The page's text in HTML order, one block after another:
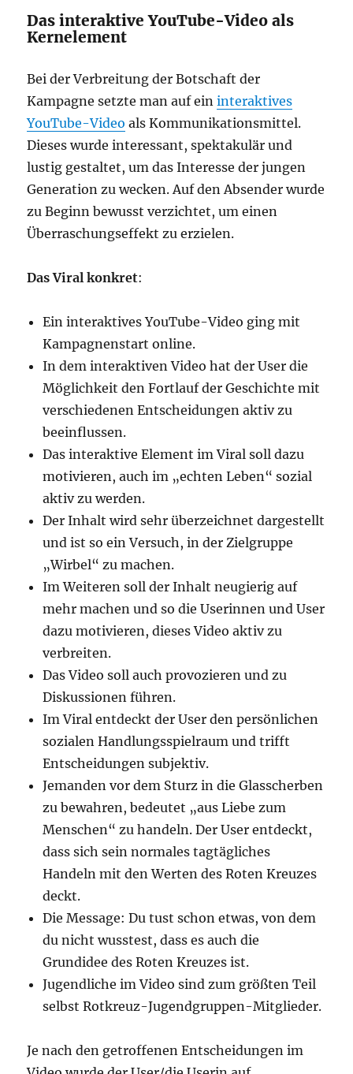
Das interaktive YouTube-Video als
Kernelement
Bei der Verbreitung der Botschaft der
Kampagne setzte man auf eininteraktives
YouTube-Video als Kommunikationsmittel.
Dieses wurde interessant, spektakulär und
lustig gestaltet, um das Interesse der jungen
Generation zu wecken. Auf den Absender wurde
zu Beginn bewusst verzichtet, um einen
Überraschungseffekt zu erzielen.
Das Viral konkret:
Ein interaktives YouTube-Video ging mit
Kampagnenstart online.
In dem interaktiven Video hat der User die
Möglichkeit den Fortlauf der Geschichte mit
verschiedenen Entscheidungen aktiv zu
beeinflussen.
Das interaktive Element im Viral soll dazu
motivieren, auch im „echten Leben“ sozial
aktiv zu werden.
Der Inhalt wird sehr überzeichnet dargestellt
und ist so ein Versuch, in der Zielgruppe
„Wirbel“ zu machen.
Im Weiteren soll der Inhalt neugierig auf
mehr machen und so die Userinnen und User
dazu motivieren, dieses Video aktiv zu
verbreiten.
Das Video soll auch provozieren und zu
Diskussionen führen.
Im Viral entdeckt der User den persönlichen
sozialen Handlungsspielraum und trifft
Entscheidungen subjektiv.
Jemanden vor dem Sturz in die Glasscherben
zu bewahren, bedeutet „aus Liebe zum
Menschen“ zu handeln. Der User entdeckt,
dass sich sein normales tagtägliches
Handeln mit den Werten des Roten Kreuzes
deckt.
Die Message: Du tust schon etwas, von dem
du nicht wusstest, dass es auch die
Grundidee des Roten Kreuzes ist.
Jugendliche im Video sind zum größten Teil
selbst Rotkreuz-Jugendgruppen-Mitglieder.
Je nach den getroffenen Entscheidungen im